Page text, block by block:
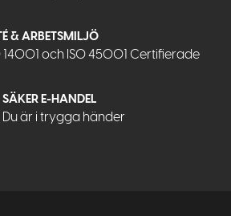
& ARBETSMILJÖ
14001 och ISO 45001 Certifierade
SÄKER E-HANDEL
Du är i trygga händer